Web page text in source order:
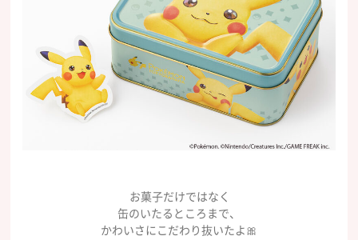
お菓子だけではなく
缶のいたるところまで、
かわいさにこだわり抜いたよ🎀